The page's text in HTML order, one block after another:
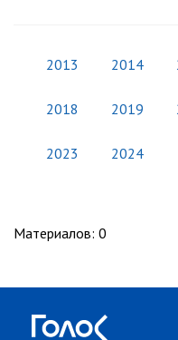
2013 2014
2018 2019
2023 2024
Материалов: 0